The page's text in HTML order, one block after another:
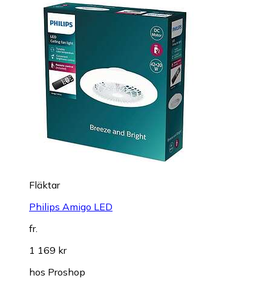
Fläktar
Philips Amigo LED
fr.
1 169 kr
hos Proshop